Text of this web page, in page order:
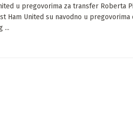
u pregovorima za transfer Roberta
Ham United su navodno u pregovorima
...